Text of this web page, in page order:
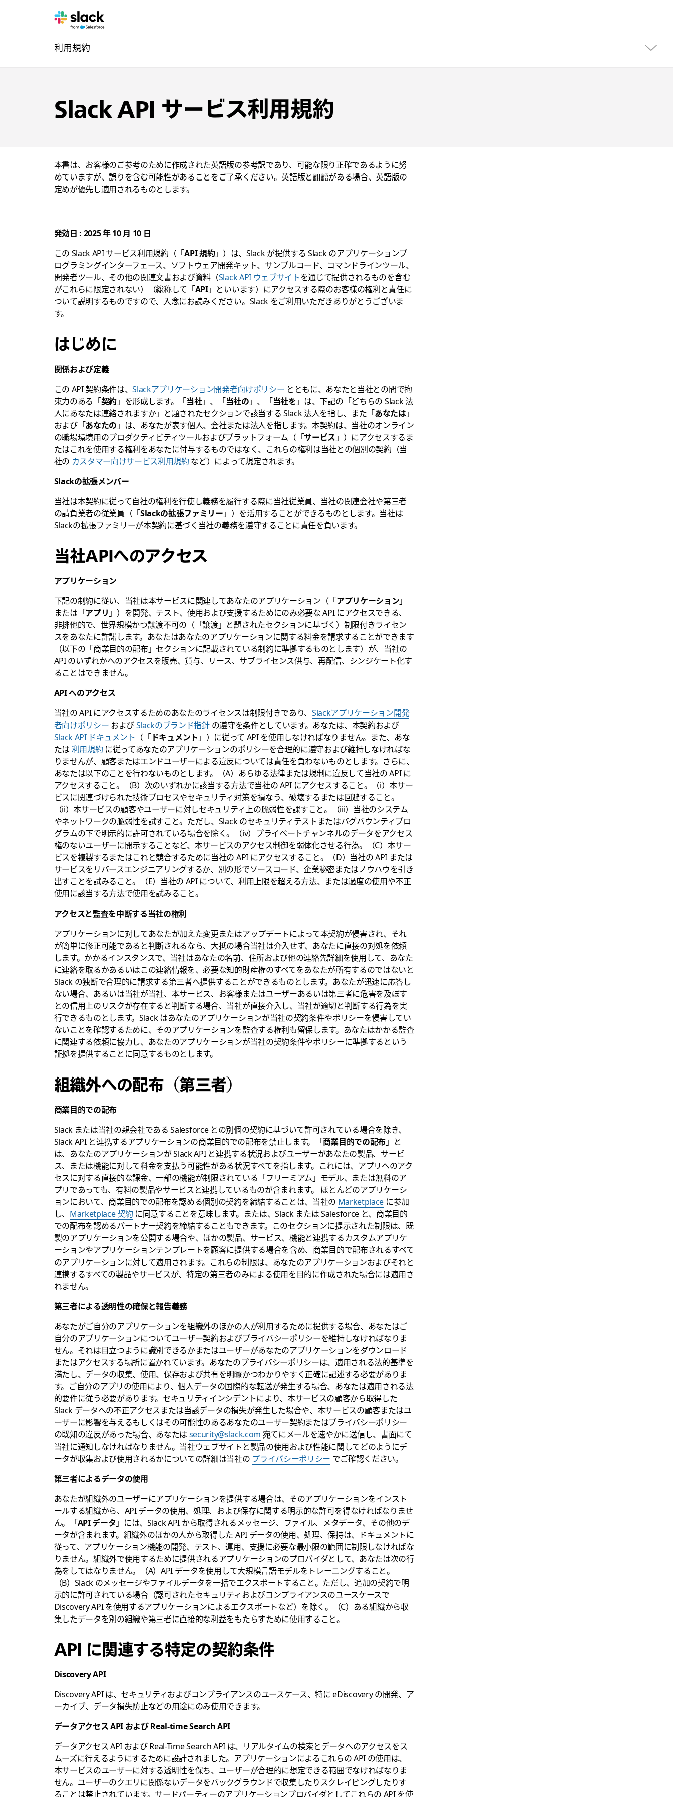
Slack API サービス利用規約
追
利用規約ペ
本書は、お客様のご参考のために作成された英語版の参考訳であり、可能な限り正確であるように努
めていますが、誤りを含む可能性があることをご了承ください。英語版と齟齬がある場合、英語版の
定めが優先し適用されるものとします。
発効日 : 2025 年 10 月 10 日
この Slack API サービス利用規約（「API 規約」）は、Slack が提供する Slack のアプリケーションプ
ログラミングインターフェース、ソフトウェア開発キット、サンプルコード、コマンドラインツール、
開発者ツール、その他の関連文書および資料（Slack API ウェブサイトを通じて提供されるものを含む
がこれらに限定されない）（総称して「API」といいます）にアクセスする際のお客様の権利と責任に
ついて説明するものですので、入念にお読みください。Slack をご利用いただきありがとうございま
す。
はじめに
関係および定義
この API 契約条件は、Slackアプリケーション開発者向けポリシー とともに、あなたと当社との間で拘
束力のある「契約」を形成します。「当社」、「当社の 」、「当社を 」は、下記の「どちらの Slack 法
人にあなたは連絡されますか」と題されたセクションで該当する Slack 法人を指し、また「あなたは」
および「あなたの 」は、あなたが表す個人、会社または法人を指します。本契約は、当社のオンライン
の職場環境用のプロダクティビティツールおよびプラットフォーム（「サービス 」）にアクセスするま
たはこれを使用する権利をあなたに付与するものではなく、これらの権利は当社との個別の契約（当
社の カスタマー向けサービス利用規約 など）によって規定されます。
Slackの拡張メンバー
当社は本契約に従って自社の権利を行使し義務を履行する際に当社従業員、当社の関連会社や第三者
の請負業者の従業員（「Slackの拡張ファミリー 」）を活用することができるものとします。当社は
Slackの拡張ファミリーが本契約に基づく当社の義務を遵守することに責任を負います。
当社APIへのアクセス
アプリケーション
下記の制約に従い、当社は本サービスに関連してあなたのアプリケーション（「アプリケーション」
または「アプリ 」）を開発、テスト、使用および支援するためにのみ必要な API にアクセスできる、
非排他的で、世界規模かつ譲渡不可の（「譲渡」と題されたセクションに基づく）制限付きライセン
スをあなたに許諾します。あなたはあなたのアプリケーションに関する料金を請求することができます
（以下の「商業目的の配布」セクションに記載されている制約に準拠するものとします）が、当社の
API のいずれかへのアクセスを販売、貸与、リース、サブライセンス供与、再配信、シンジケート化す
ることはできません。
API へのアクセス
当社の API にアクセスするためのあなたのライセンスは制限付きであり、 Slackアプリケーション開発
者向けポリシー およびSlackのブランド指針の遵守を条件としています。あなたは、本契約および
Slack API ドキュメント （「ドキュメント 」）に従って API を使用しなければなりません。また、あな
たは 利用規約 に従ってあなたのアプリケーションのポリシーを合理的に遵守および維持しなければな
りませんが、顧客またはエンドユーザーによる違反については責任を負わないものとします。さらに、
あなたは以下のことを行わないものとします。（A）あらゆる法律または規制に違反して当社の API に
アクセスすること。（B）次のいずれかに該当する方法で当社の API にアクセスすること。（i）本サー
ビスに関連づけられた技術プロセスやセキュリティ対策を損なう、破壊するまたは回避すること。
（ii）本サービスの顧客やユーザーに対しセキュリティ上の脆弱性を課すこと。（iii）当社のシステム
やネットワークの脆弱性を試すこと。ただし、Slack のセキュリティテストまたはバグバウンティプロ
グラムの下で明示的に許可されている場合を除く。（iv）プライベートチャンネルのデータをアクセス
権のないユーザーに開示することなど、本サービスのアクセス制御を弱体化させる行為。（C）本サー
ビスを複製するまたはこれと競合するために当社の API にアクセスすること。（D）当社の API または
サービスをリバースエンジニアリングするか、別の形でソースコード、企業秘密またはノウハウを引き
出すことを試みること。（E）当社の API について、利用上限を超える方法、または過度の使用や不正
使用に該当する方法で使用を試みること。
アクセスと監査を中断する当社の権利
アプリケーションに対してあなたが加えた変更またはアップデートによって本契約が侵害され、それ
が簡単に修正可能であると判断されるなら、大抵の場合当社は介入せず、あなたに直接の対処を依頼
します。かかるインスタンスで、当社はあなたの名前、住所および他の連絡先詳細を使用して、あなた
に連絡を取るかあるいはこの連絡情報を、必要な知的財産権のすべてをあなたが所有するのではないと
Slack の独断で合理的に請求する第三者へ提供することができるものとします。あなたが迅速に応答し
ない場合、あるいは当社が当社、本サービス、お客様またはユーザーあるいは第三者に危害を及ぼす
との信用上のリスクが存在すると判断する場合、当社が直接介入し、当社が適切と判断する行為を実
行できるものとします。Slack はあなたのアプリケーションが当社の契約条件やポリシーを侵害してい
ないことを確認するために、そのアプリケーションを監査する権利も留保します。あなたはかかる監査
に関連する依頼に協力し、あなたのアプリケーションが当社の契約条件やポリシーに準拠するという
証拠を提供することに同意するものとします。
組織外への配布（第三者）
商業目的での配布
Slack または当社の親会社である Salesforce との別個の契約に基づいて許可されている場合を除き、
Slack API と連携するアプリケーションの商業目的での配布を禁止します。「商業目的での配布」と
は、あなたのアプリケーションが Slack API と連携する状況およびユーザーがあなたの製品、サービ
ス、または機能に対して料金を支払う可能性がある状況すべてを指します。これには、アプリへのアク
セスに対する直接的な課金、一部の機能が制限されている「フリーミアム」モデル、または無料のア
プリであっても、有料の製品やサービスと連携しているものが含まれます。 ほとんどのアプリケーシ
ョンにおいて、商業目的での配布を認める個別の契約を締結することは、当社の Marketplace に参加
し、 Marketplace 契約 に同意することを意味します。または、Slack または Salesforce と、商業目的
での配布を認めるパートナー契約を締結することもできます。このセクションに提示された制限は、既
製のアプリケーションを公開する場合や、ほかの製品、サービス、機能と連携するカスタムアプリケ
ーションやアプリケーションテンプレートを顧客に提供する場合を含め、商業目的で配布されるすべて
のアプリケーションに対して適用されます。これらの制限は、あなたのアプリケーションおよびそれと
連携するすべての製品やサービスが、特定の第三者のみによる使用を目的に作成された場合には適用さ
れません。
第三者による透明性の確保と報告義務
あなたがご自分のアプリケーションを組織外のほかの人が利用するために提供する場合、あなたはご
自分のアプリケーションについてユーザー契約およびプライバシーポリシーを維持しなければなりま
せん。それは目立つように識別できるかまたはユーザーがあなたのアプリケーションをダウンロード
またはアクセスする場所に置かれています。あなたのプライバシーポリシーは、適用される法的基準を
満たし、データの収集、使用、保存および共有を明瞭かつわかりやすく正確に記述する必要がありま
す。ご自分のアプリの使用により、個人データの国際的な転送が発生する場合、あなたは適用される法
的要件に従う必要があります。セキュリティインシデントにより、本サービスの顧客から取得した
Slack データへの不正アクセスまたは当該データの損失が発生した場合や、本サービスの顧客またはユ
ーザーに影響を与えるもしくはその可能性のあるあなたのユーザー契約またはプライバシーポリシー
の既知の違反があった場合、あなたは security@slack.com 宛てにメールを速やかに送信し、書面にて
当社に通知しなければなりません。当社ウェブサイトと製品の使用および性能に関してどのようにデ
ータが収集および使用されるかについての詳細は当社の プライバシーポリシー でご確認ください。
第三者によるデータの使用
あなたが組織外のユーザーにアプリケーションを提供する場合は、そのアプリケーションをインスト
ールする組織から、API データの使用、処理、および保存に関する明示的な許可を得なければなりませ
ん。「API データ」には、Slack API から取得されるメッセージ、ファイル、メタデータ、その他のデ
ータが含まれます。組織外のほかの人から取得した API データの使用、処理、保持は、ドキュメントに
従って、アプリケーション機能の開発、テスト、運用、支援に必要な最小限の範囲に制限しなければな
りません。組織外で使用するために提供されるアプリケーションのプロバイダとして、あなたは次の行
為をしてはなりません。（A）API データを使用して大規模言語モデルをトレーニングすること。
（B）Slack のメッセージやファイルデータを一括でエクスポートすること。ただし、追加の契約で明
示的に許可されている場合（認可されたセキュリティおよびコンプライアンスのユースケースで
Discovery API を使用するアプリケーションによるエクスポートなど）を除く。（C）ある組織から収
集したデータを別の組織や第三者に直接的な利益をもたらすために使用すること。
API に関連する特定の契約条件
Discovery API
Discovery API は、セキュリティおよびコンプライアンスのユースケース、特に eDiscovery の開発、ア
ーカイブ、データ損失防止などの用途にのみ使用できます。
データアクセス API および Real-time Search API
データアクセス API および Real-Time Search API は、リアルタイムの検索とデータへのアクセスをス
ムーズに行えるようにするために設計されました。アプリケーションによるこれらの API の使用は、
本サービスのユーザーに対する透明性を保ち、ユーザーが合理的に想定できる範囲でなければなりま
せん。ユーザーのクエリに関係ないデータをバックグラウンドで収集したりスクレイピングしたりす
ることは禁止されています。サードパーティーのアプリケーションプロバイダとしてこれらの API を使